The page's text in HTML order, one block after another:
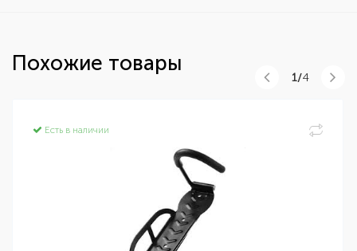
Похожие товары
Есть в наличии
1/4